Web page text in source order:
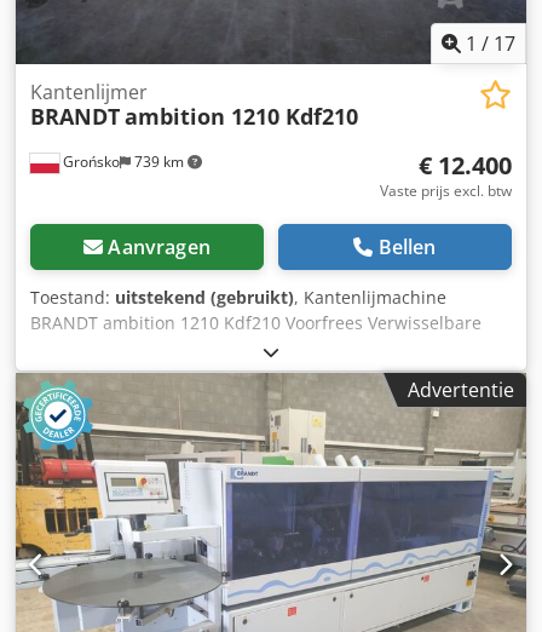
1 / 17
Grońsko 739 km
Kantenlijmer
BRANDTambition 1210 Kdf210
€ 12.400
Vaste prijs excl. btw
Aanvragen Bellen
Toestand: uitstekend (gebruikt), Kantenlijmachine
BRANDT ambition 1210 Kdf210 Voorfrees Verwisselbare
lijmpot Aanbrengen van lijm met een rol Pneumatische
voorfrees Aandrukwalsen Afsnijkoppen Freesaggregaat
boven en onder R1-R2 Profielschuurunit Vlakschuurunit
Maximale hoogte van het onderdeel 60 mm Maximale dikte
van de kantenband in rol 3 mm Voeding 11 m/min Lengte
van de machine 370 cm Aansluitvermogen ongeveer 9 kW
Machine is gecontroleerd en klaar voor gebruik. Dsdjzqz
Rpepfx Amnjck
Advertentie